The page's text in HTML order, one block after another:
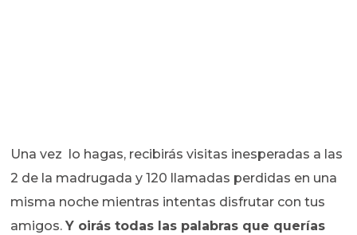
Una vez lo hagas, recibirás visitas inesperadas a las
2 de la madrugada y 120 llamadas perdidas en una
misma noche mientras intentas disfrutar con tus
amigos.Y oirás todas las palabras que querías